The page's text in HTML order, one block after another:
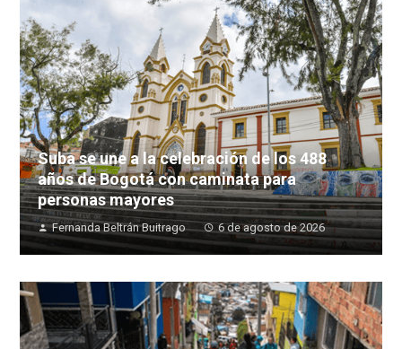
Suba se une a la celebración de los 488
años de Bogotá con caminata para
personas mayores
Fernanda Beltrán Buitrago 6 de agosto de 2026